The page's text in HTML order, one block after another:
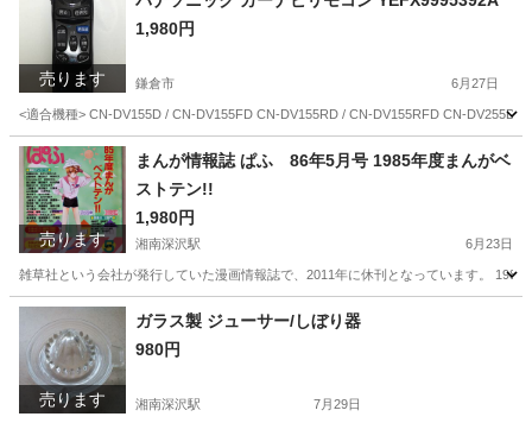
売ります
1,980円
鎌倉市 6月27日
<適合機種> CN-DV155D / CN-DV155FD CN-DV155RD / CN-DV155RFD CN-DV255D
神奈川 鎌倉市 カーナビ、テレビ カーナビ
売ります
まんが情報誌 ぱふ 86年5月号 1985年度まんがベ
ストテン!!
1,980円
湘南深沢駅 6月23日
雑草社という会社が発行していた漫画情報誌で、2011年に休刊となっています。
神奈川 鎌倉市 湘南深沢駅 マンガ、コミック、アニメ
売ります
ガラス製 ジューサー/しぼり器
980円
湘南深沢駅 7月29日